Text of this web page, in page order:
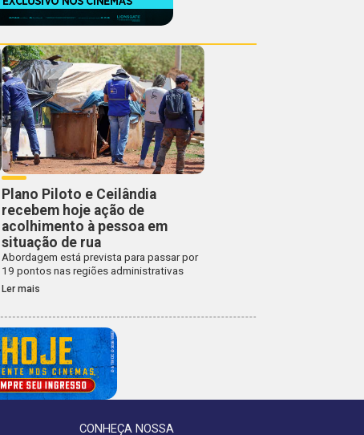
Plano Piloto e Ceilândia
recebem hoje ação de
acolhimento à pessoa em
situação de rua
Abordagem está prevista para passar por
19 pontos nas regiões administrativas
Ler mais
CONHEÇA NOSSA